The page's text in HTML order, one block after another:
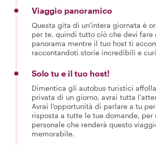
Viaggio panoramico
Questa gita di un'intera giornata è
per te, quindi tutto ciò che devi fare
panorama mentre il tuo host ti
raccontandoti storie incredibili e
Solo tu e il tuo host!
Dimentica gli autobus turistici
privata di un giorno, avrai tutta
Avrai l'opportunità di parlare a tu
risposta a tutte le tue domande, per
personale che renderà questo
memorabile.